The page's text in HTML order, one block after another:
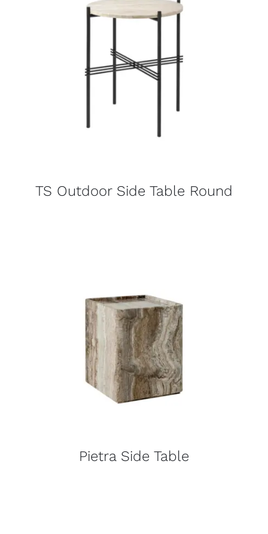
TS Outdoor Side Table Round
Pietra Side Table